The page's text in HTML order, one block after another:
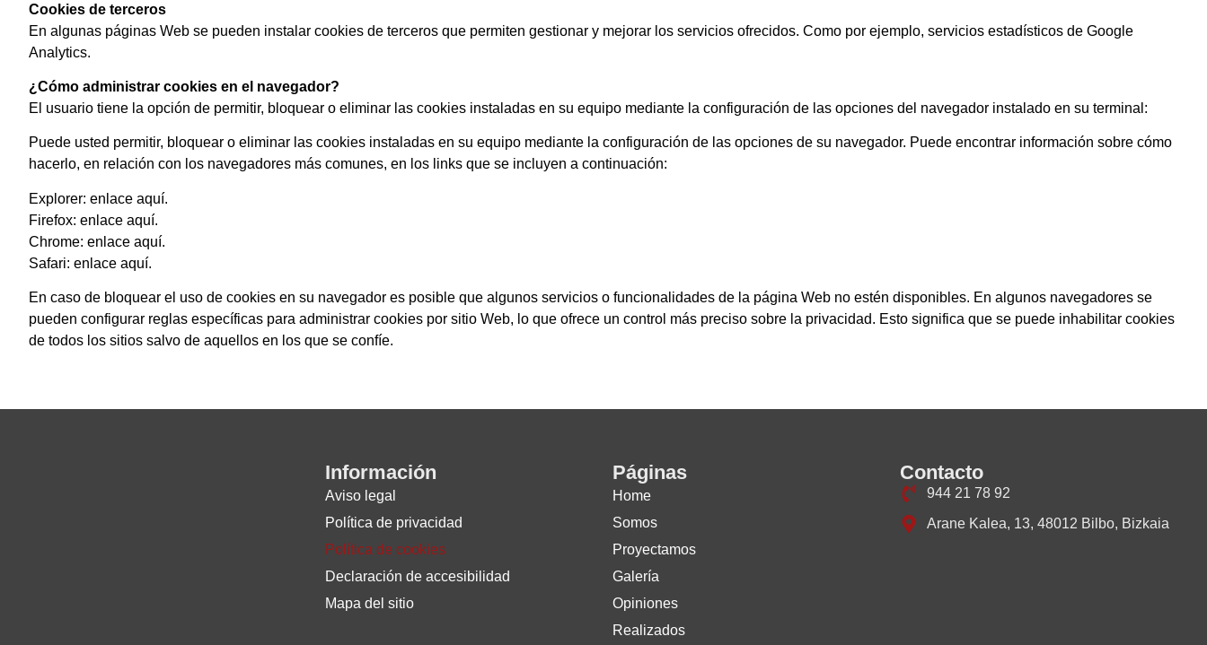
Cookies de terceros
En algunas páginas Web se pueden instalar cookies de terceros que permiten gestionar y mejorar los servicios ofrecidos. Como por ejemplo, servicios estadísticos de Google
Analytics.
¿Cómo administrar cookies en el navegador?
El usuario tiene la opción de permitir, bloquear o eliminar las cookies instaladas en su equipo mediante la configuración de las opciones del navegador instalado en su terminal:
Puede usted permitir, bloquear o eliminar las cookies instaladas en su equipo mediante la configuración de las opciones de su navegador. Puede encontrar información sobre cómo
hacerlo, en relación con los navegadores más comunes, en los links que se incluyen a continuación:
Explorer: enlace aquí.
Firefox: enlace aquí.
Chrome: enlace aquí.
Safari: enlace aquí.
En caso de bloquear el uso de cookies en su navegador es posible que algunos servicios o funcionalidades de la página Web no estén disponibles. En algunos navegadores se
pueden configurar reglas específicas para administrar cookies por sitio Web, lo que ofrece un control más preciso sobre la privacidad. Esto significa que se puede inhabilitar cookies
de todos los sitios salvo de aquellos en los que se confíe.
Información
Aviso legal
Política de privacidad
Política de cookies
Declaración de accesibilidad
Mapa del sitio
Páginas
Home
Somos
Proyectamos
Galería
Opiniones
Realizados
Contacto
944 21 78 92
Arane Kalea, 13, 48012 Bilbo, Bizkaia